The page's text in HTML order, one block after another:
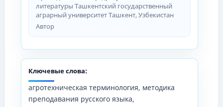
литературы Ташкентский государственный
аграрный университет Ташкент, Узбекистан
Автор
Ключевые слова:
агротехническая терминология, методика
преподавания русского языка,